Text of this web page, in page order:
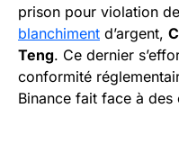
prison pour violation
blanchiment d’argent,
Teng. Ce dernier
conformité
Binance fait face à des